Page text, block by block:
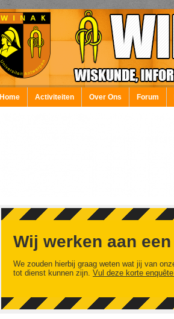
Home Activiteiten Over Ons Forum
Wij werken aan
We zouden hierbij graag weten wat jij van
tot dienst kunnen zijn. Vul deze korte